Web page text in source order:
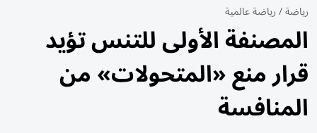
رياضة/رياضة عالمية
المصنفة الأولى للتنس تؤيد
قرار منع «المتحولات» من
المنافسة